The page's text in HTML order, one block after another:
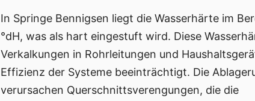
In Springe Bennigsen liegt die Wasserhärte im
°dH, was als hart eingestuft wird. Diese
Verkalkungen in Rohrleitungen und
Effizienz der Systeme beeinträchtigt. Die
verursachen Querschnittsverengungen, die die